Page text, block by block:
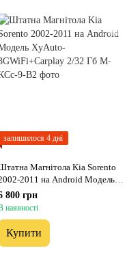
залишилося 4 дні
Магнітола Kia Sorento
2011 на Android Модель
3GWiFi+Carplay 2/32 Гб
800 грн
наявності
Купити